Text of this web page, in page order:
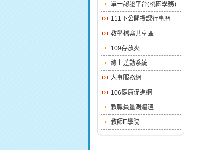
單一認證平台(桃園學務)
111下公開授課行事曆
教學檔案共享區
109存放夾
線上差勤系統
人事服務網
106健康促進網
教職員量測體溫
教師E學院